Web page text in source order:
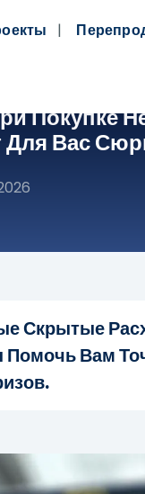
Покупке
Для Вас
Скрытые
Вам